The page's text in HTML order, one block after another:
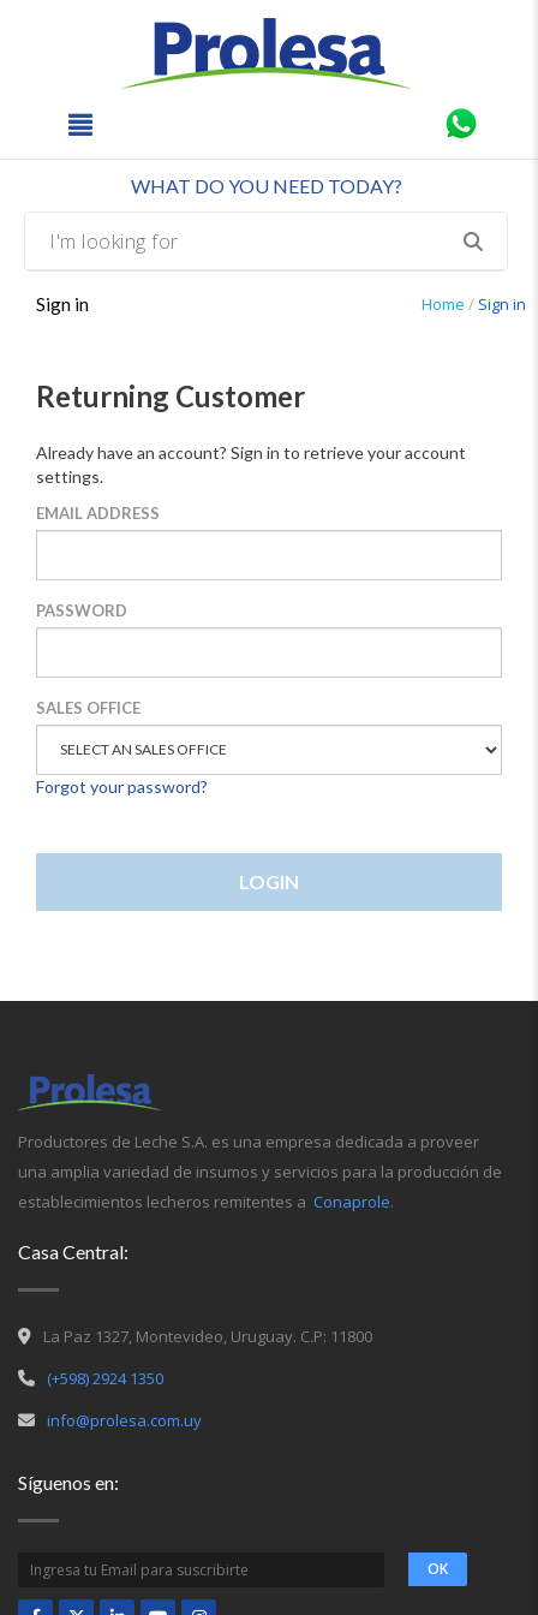
WHAT DO YOU NEED TODAY?
Sign in Home Sign in
Returning Customer
Already have an account? Sign in to retrieve your account
settings.
EMAIL ADDRESS
PASSWORD
SALES OFFICE
Forgot your password?
LOGIN
Productores de Leche S.A. es una empresa dedicada a proveer
una amplia variedad de insumos y servicios para la producción de
establecimientos lecheros remitentes a Conaprole.
Casa Central:
La Paz 1327, Montevideo, Uruguay. C.P: 11800
(+598) 2924 1350
info@prolesa.com.uy
Síguenos en: